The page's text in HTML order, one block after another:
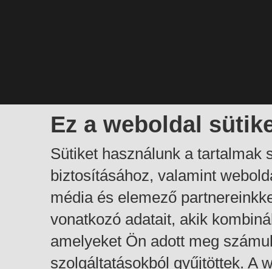
Ez a weboldal
Sütiket használunk a tartalmak
biztosításához, valamint
média és elemező
vonatkozó adatait, akik
amelyeket Ön adott meg
szolgáltatásokból gyűjtöttek. A